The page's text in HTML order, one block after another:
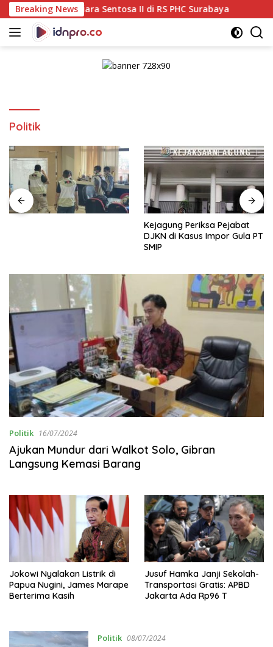
Langsung
ke
konten
Breaking News
Sentosa II di RS PHC Surabaya Pastikan
Politik
Kejagung Periksa Pejabat
DJKN di Kasus Impor Gula PT
SMIP
Politik 16/07/2024
Ajukan Mundur dari Walkot Solo, Gibran
Langsung Kemasi Barang
Jokowi Nyalakan Listrik di
Papua Nugini, James Marape
Berterima Kasih
Jusuf Hamka Janji Sekolah-
Transportasi Gratis: APBD
Jakarta Ada Rp96 T
Politik 08/07/2024